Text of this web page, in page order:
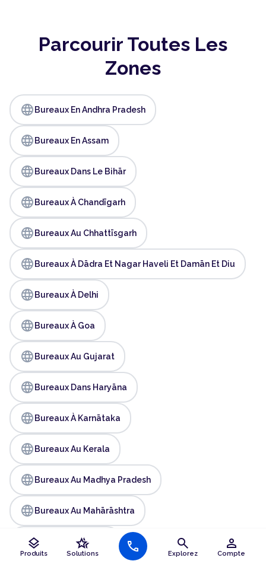
layers
Produits
hotel_class
Solutions call search
Explorez
person
Compte
Parcourir Toutes Les
Zones
language Bureaux En Andhra Pradesh
language Bureaux En Assam
language Bureaux Dans Le Bihār
language Bureaux À Chandīgarh
language Bureaux Au Chhattīsgarh
language Bureaux À Dādra Et Nagar Haveli Et Damān Et Diu
language Bureaux À Delhi
language Bureaux À Goa
language Bureaux Au Gujarat
language Bureaux Dans Haryāna
language Bureaux À Karnātaka
language Bureaux Au Kerala
language Bureaux Au Madhya Pradesh
language Bureaux Au Mahārāshtra
languageBureaux En Odisha